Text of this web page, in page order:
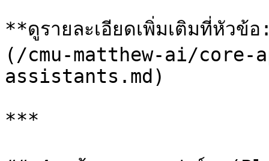
**ดูรายละเอียดเพิ่มเติมที่หั
(/cmu-matthew-ai/
assistants.md)
***